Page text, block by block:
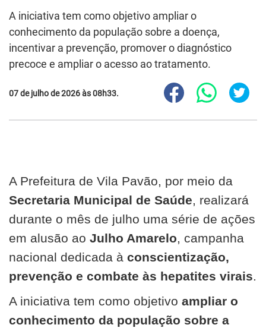
A iniciativa tem como objetivo ampliar o
conhecimento da população sobre a doença,
incentivar a prevenção, promover o diagnóstico
precoce e ampliar o acesso ao tratamento.
07 de julho de 2026 às 08h33.
A Prefeitura de Vila Pavão, por meio da
Secretaria Municipal de Saúde, realizará
durante o mês de julho uma série de ações
em alusão ao Julho Amarelo, campanha
nacional dedicada à conscientização,
prevenção e combate às hepatites virais.
A iniciativa tem como objetivo ampliar o
conhecimento da população sobre a